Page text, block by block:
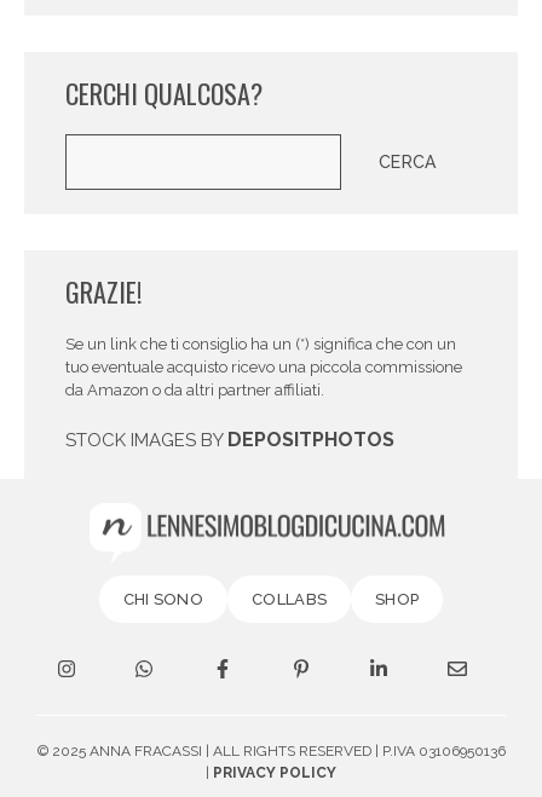
CERCHI QUALCOSA?
CERCA
GRAZIE!
Se un link che ti consiglio ha un (*) significa che con un
tuo eventuale acquisto ricevo una piccola commissione
da Amazon o da altri partner affiliati.
STOCK IMAGES BY DEPOSITPHOTOS
CHI SONO COLLABS SHOP
© 2025 ANNA FRACASSI | ALL RIGHTS RESERVED | P.IVA 03106950136
| PRIVACY POLICY